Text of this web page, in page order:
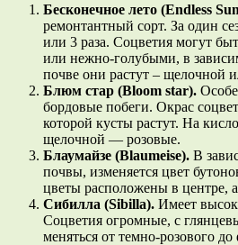
Бесконечное лето (Endless
ремонтантный сорт. За один
или 3 раза. Соцветия могут
или нежно-голубыми, в
почве они растут – щелочной
Блюм стар (Bloom star).
бордовые побеги. Окрас
которой кусты растут. На
щелочной — розовые.
Блаумайзе (Blaumeise). В
почвы, изменяется цвет
цветы расположены в центре,
Сибилла (Sibilla). Имеет
Соцветия огромные, с
меняться от темно-розового до